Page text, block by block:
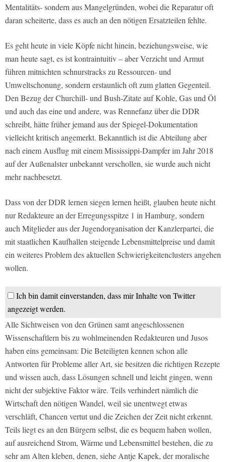
Mentalitäts- sondern aus Mangelgründen, wobei die Reparatur oft
daran scheiterte, dass es auch an den nötigen Ersatzteilen fehlte.
Es geht heute in viele Köpfe nicht hinein, beziehungsweise, wie
man heute sagt, es ist kontraintuitiv – aber Verzicht und Armut
führen mitnichten schnurstracks zu Ressourcen- und
Umweltschonung, sondern erstaunlich oft zum glatten Gegenteil.
Den Bezug der Churchill- und Bush-Zitate auf Kohle, Gas und Öl
und auch das eine und andere, was Rennefanz über die DDR
schreibt, hätte früher jemand aus der Spiegel-Dokumentation
vielleicht kritisch angemerkt. Bekanntlich ist die Abteilung aber
nach einem Ausflug mit einem Mississippi-Dampfer im Jahr 2018
auf der Außenalster unbekannt verschollen, sie wurde auch nicht
mehr nachbesetzt.
Dass von der DDR lernen siegen lernen heißt, glauben heute nicht
nur Redakteure an der Erregungsspitze 1 in Hamburg, sondern
auch Mitglieder aus der Jugendorganisation der Kanzlerpartei, die
mit staatlichen Kaufhallen steigende Lebensmittelpreise und damit
ein weiteres Problem des aktuellen Schwierigkeitenclusters angehen
wollen.
Ich bin damit einverstanden, dass mir Inhalte von Twitter
angezeigt werden.
Alle Sichtweisen von den Grünen samt angeschlossenen
Wissenschaftlern bis zu wohlmeinenden Redakteuren und Jusos
haben eins gemeinsam: Die Beteiligten kennen schon alle
Antworten für Probleme aller Art, sie besitzen die richtigen Rezepte
und wissen auch, dass Lösungen schnell und leicht gingen, wenn
nicht der subjektive Faktor wäre. Teils verhindert nämlich die
Wirtschaft den nötigen Wandel, weil sie unentwegt etwas
verschläft, Chancen vertut und die Zeichen der Zeit nicht erkennt.
Teils liegt es an den Bürgern selbst, die es bequem haben wollen,
auf ausreichend Strom, Wärme und Lebensmittel bestehen, die zu
sehr am Alten kleben, denen, siehe Antje Kapek, der moralische